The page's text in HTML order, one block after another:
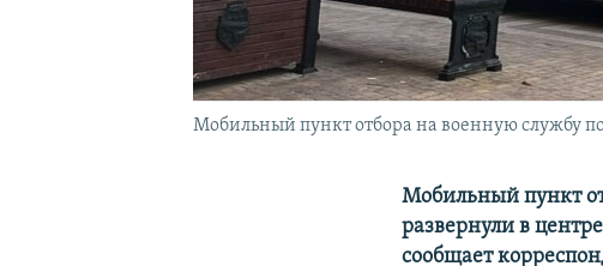
Мобильный пункт отбора на военную службу
Мобильный пункт
развернули в
сообщает